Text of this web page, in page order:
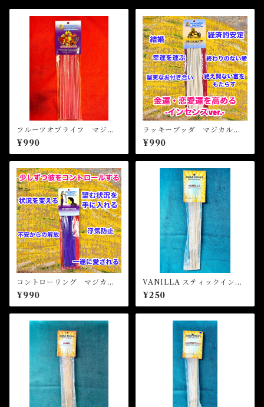
フルーツオブライフ マジカ
ルスティックインセンス FR
UIT OF LIFE Magical Stick
Incense
¥990
ラッキーブッダ マジカルス
ティックインセンス LUCK
Y BUDDHA Magical Stick
Incense
¥990
コントローリング マジカル
スティックインセンス CON
TROLLING Magical Stick I
ncense
¥990
VANILLA スティックインセ
ンス
¥250